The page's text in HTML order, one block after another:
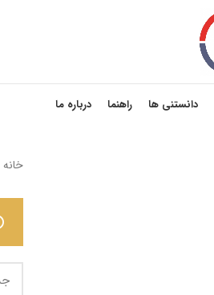
دانستنی ها راهنما درباره ما
خانه